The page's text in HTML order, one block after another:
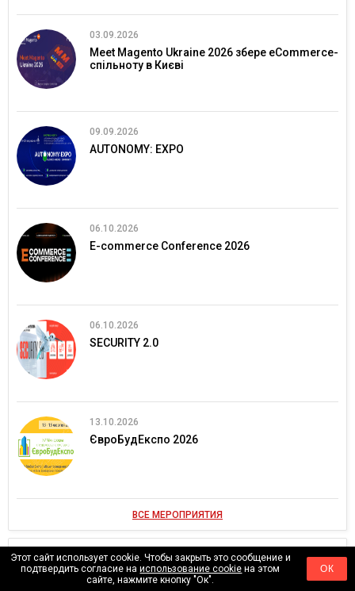
03.09.2026
Meet Magento Ukraine 2026 збере eCommerce-
спільноту в Києві
09.09.2026
AUTONOMY: EXPO
06.10.2026
E-commerce Conference 2026
06.10.2026
SECURITY 2.0
13.10.2026
ЄвроБудЕкспо 2026
ВСЕ МЕРОПРИЯТИЯ
ВИДЕО
Этот сайт использует cookie. Чтобы закрыть это сообщение и
подтвердить согласие наиспользование cookie на этом
сайте, нажмите кнопку "Ок".
ОК